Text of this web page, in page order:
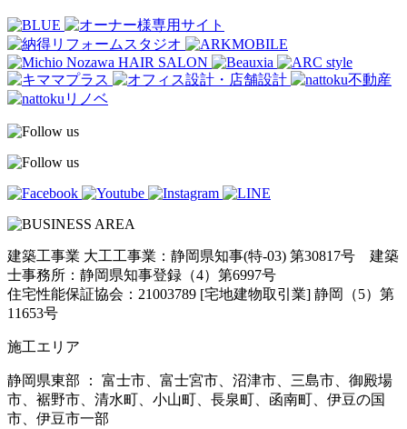
建築工事業 大工工事業：静岡県知事(特-03) 第30817号 建築
士事務所：静岡県知事登録（4）第6997号
住宅性能保証協会：21003789 [宅地建物取引業] 静岡（5）第
11653号
施工エリア
静岡県東部 ： 富士市、富士宮市、沼津市、三島市、御殿場
市、裾野市、清水町、小山町、長泉町、函南町、伊豆の国
市、伊豆市一部